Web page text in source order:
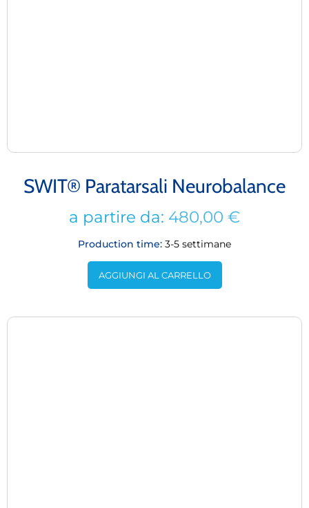
SWIT® Paratarsali Neurobalance
a partire da: 480,00 €
Production time: 3-5 settimane
AGGIUNGI AL CARRELLO